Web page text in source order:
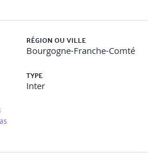
A de l’ISO 27001 et de ses 93
27002 : recommandations
de la version 2022 : cloud,
des fournisseurs, etc.
contrôle des accès, protection
des scénarios et proposer des
RÉGION OU VILLE
Bourgogne-Franche-Comté
TYPE
Inter